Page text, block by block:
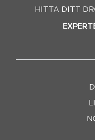
HITTA DITT